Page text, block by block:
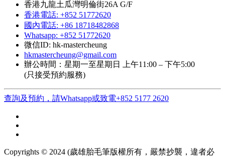
香港九龍土瓜灣明倫街26A G/F
香港電話: +852 51772620
國內電話: +86 18718482868
Whatsapp: +852 51772620
微信ID: hk-mastercheung
hkmastercheung@gmail.com
辦公時間：星期一至星期日 上午11:00 – 下午5:00
(只接受預約服務)
查詢及預約，請Whatsapp或致電+852 5177 2620
Copyrights © 2024 (歲雄胎毛筆版權所有，嚴禁抄襲，違者必